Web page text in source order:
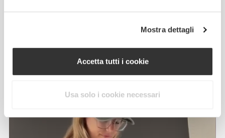
Mostra dettagli
Accetta tutti i cookie
Usa solo i cookie necessari
Recensioni globali
Dalla nostra comunità